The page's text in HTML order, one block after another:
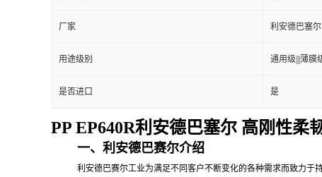
厂家 利安德巴塞尔
用途级别 通用级|||薄膜
是否进口 是
PP EP640R利安德巴塞尔 高刚性柔
一、利安德巴赛尔介绍
利安德巴赛尔工业为满足不同客户不断变化的各种需求而致力